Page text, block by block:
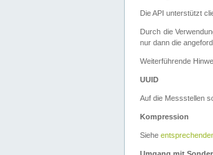
Die API unterstützt
Durch die
nur dann die
Weiterführende
UUID
Auf die Messstellen
Kompression
Siehe